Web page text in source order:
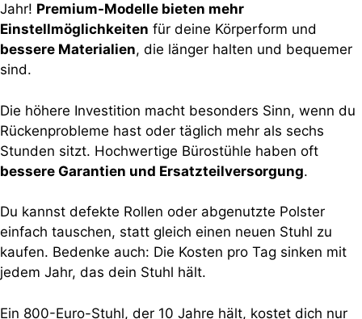
Jahr! Premium-Modelle bieten mehr
Einstellmöglichkeiten für deine Körperform und
bessere Materialien, die länger halten und bequemer
sind.
Die höhere Investition macht besonders Sinn, wenn du
Rückenprobleme hast oder täglich mehr als sechs
Stunden sitzt. Hochwertige Bürostühle haben oft
bessere Garantien und Ersatzteilversorgung.
Du kannst defekte Rollen oder abgenutzte Polster
einfach tauschen, statt gleich einen neuen Stuhl zu
kaufen. Bedenke auch: Die Kosten pro Tag sinken mit
jedem Jahr, das dein Stuhl hält.
Ein 800-Euro-Stuhl, der 10 Jahre hält, kostet dich nur